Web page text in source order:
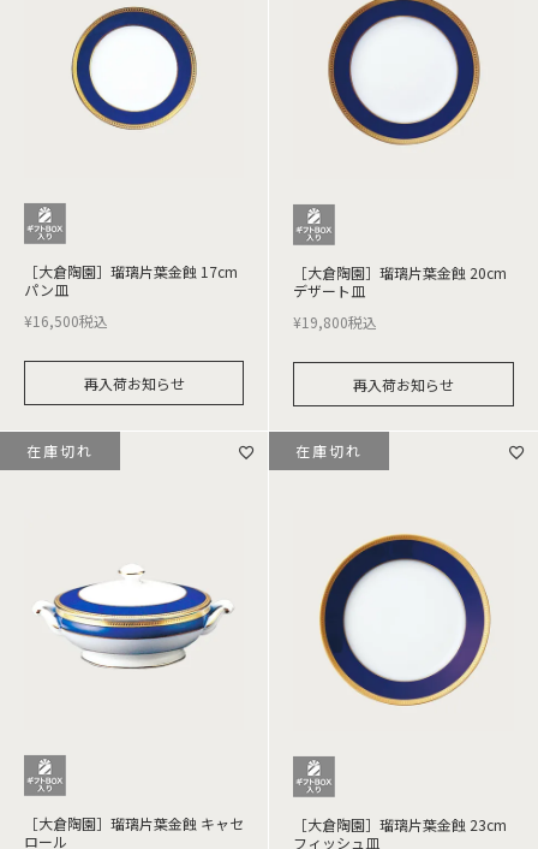
［大倉陶園］瑠璃片葉金蝕 17cm
パン皿
¥16,500税込
再入荷お知らせ
［大倉陶園］瑠璃片葉金蝕 20cm
デザート皿
¥19,800税込
再入荷お知らせ
［大倉陶園］瑠璃片葉金蝕 キャセ
ロール
在庫切れ
［大倉陶園］瑠璃片葉金蝕 23cm
フィッシュ皿
在庫切れ